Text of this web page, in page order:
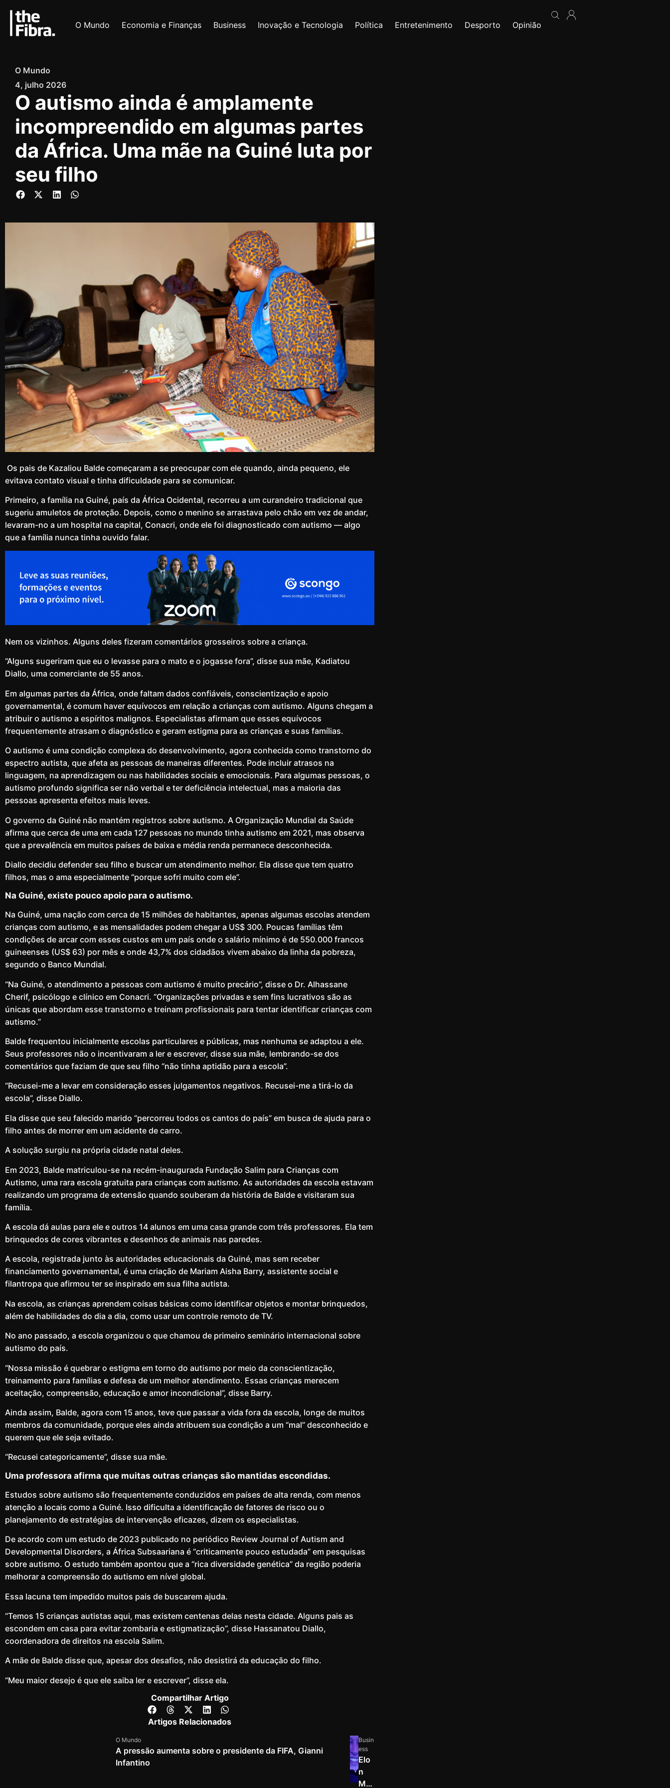
O Mundo Economia e Finanças Business Inovação e Tecnologia Política Entretenimento Desporto Opinião
O Mundo
4, julho 2026
O autismo ainda é amplamente
incompreendido em algumas partes
da África. Uma mãe na Guiné luta por
seu filho
Os pais de Kazaliou Balde começaram a se preocupar com ele quando, ainda pequeno, ele
evitava contato visual e tinha dificuldade para se comunicar.
Primeiro, a família na Guiné, país da África Ocidental, recorreu a um curandeiro tradicional que
sugeriu amuletos de proteção. Depois, como o menino se arrastava pelo chão em vez de andar,
levaram-no a um hospital na capital, Conacri, onde ele foi diagnosticado com autismo — algo
que a família nunca tinha ouvido falar.
Nem os vizinhos. Alguns deles fizeram comentários grosseiros sobre a criança.
“Alguns sugeriram que eu o levasse para o mato e o jogasse fora”, disse sua mãe, Kadiatou
Diallo, uma comerciante de 55 anos.
Em algumas partes da África, onde faltam dados confiáveis, conscientização e apoio
governamental, é comum haver equívocos em relação a crianças com autismo. Alguns chegam a
atribuir o autismo a espíritos malignos. Especialistas afirmam que esses equívocos
frequentemente atrasam o diagnóstico e geram estigma para as crianças e suas famílias.
O autismo é uma condição complexa do desenvolvimento, agora conhecida como transtorno do
espectro autista, que afeta as pessoas de maneiras diferentes. Pode incluir atrasos na
linguagem, na aprendizagem ou nas habilidades sociais e emocionais. Para algumas pessoas, o
autismo profundo significa ser não verbal e ter deficiência intelectual, mas a maioria das
pessoas apresenta efeitos mais leves.
O governo da Guiné não mantém registros sobre autismo. A Organização Mundial da Saúde
afirma que cerca de uma em cada 127 pessoas no mundo tinha autismo em 2021, mas observa
que a prevalência em muitos países de baixa e média renda permanece desconhecida.
Diallo decidiu defender seu filho e buscar um atendimento melhor. Ela disse que tem quatro
filhos, mas o ama especialmente “porque sofri muito com ele”.
Na Guiné, existe pouco apoio para o autismo.
Na Guiné, uma nação com cerca de 15 milhões de habitantes, apenas algumas escolas atendem
crianças com autismo, e as mensalidades podem chegar a US$ 300. Poucas famílias têm
condições de arcar com esses custos em um país onde o salário mínimo é de 550.000 francos
guineenses (US$ 63) por mês e onde 43,7% dos cidadãos vivem abaixo da linha da pobreza,
segundo o Banco Mundial.
“Na Guiné, o atendimento a pessoas com autismo é muito precário”, disse o Dr. Alhassane
Cherif, psicólogo e clínico em Conacri. “Organizações privadas e sem fins lucrativos são as
únicas que abordam esse transtorno e treinam profissionais para tentar identificar crianças com
autismo.”
Balde frequentou inicialmente escolas particulares e públicas, mas nenhuma se adaptou a ele.
Seus professores não o incentivaram a ler e escrever, disse sua mãe, lembrando-se dos
comentários que faziam de que seu filho “não tinha aptidão para a escola”.
“Recusei-me a levar em consideração esses julgamentos negativos. Recusei-me a tirá-lo da
escola”, disse Diallo.
Ela disse que seu falecido marido “percorreu todos os cantos do país” em busca de ajuda para o
filho antes de morrer em um acidente de carro.
A solução surgiu na própria cidade natal deles.
Em 2023, Balde matriculou-se na recém-inaugurada Fundação Salim para Crianças com
Autismo, uma rara escola gratuita para crianças com autismo. As autoridades da escola estavam
realizando um programa de extensão quando souberam da história de Balde e visitaram sua
família.
A escola dá aulas para ele e outros 14 alunos em uma casa grande com três professores. Ela tem
brinquedos de cores vibrantes e desenhos de animais nas paredes.
A escola, registrada junto às autoridades educacionais da Guiné, mas sem receber
financiamento governamental, é uma criação de Mariam Aisha Barry, assistente social e
filantropa que afirmou ter se inspirado em sua filha autista.
Na escola, as crianças aprendem coisas básicas como identificar objetos e montar brinquedos,
além de habilidades do dia a dia, como usar um controle remoto de TV.
No ano passado, a escola organizou o que chamou de primeiro seminário internacional sobre
autismo do país.
“Nossa missão é quebrar o estigma em torno do autismo por meio da conscientização,
treinamento para famílias e defesa de um melhor atendimento. Essas crianças merecem
aceitação, compreensão, educação e amor incondicional”, disse Barry.
Ainda assim, Balde, agora com 15 anos, teve que passar a vida fora da escola, longe de muitos
membros da comunidade, porque eles ainda atribuem sua condição a um “mal” desconhecido e
querem que ele seja evitado.
“Recusei categoricamente”, disse sua mãe.
Uma professora afirma que muitas outras crianças são mantidas escondidas.
Estudos sobre autismo são frequentemente conduzidos em países de alta renda, com menos
atenção a locais como a Guiné. Isso dificulta a identificação de fatores de risco ou o
planejamento de estratégias de intervenção eficazes, dizem os especialistas.
De acordo com um estudo de 2023 publicado no periódico Review Journal of Autism and
Developmental Disorders, a África Subsaariana é “criticamente pouco estudada” em pesquisas
sobre autismo. O estudo também apontou que a “rica diversidade genética” da região poderia
melhorar a compreensão do autismo em nível global.
Essa lacuna tem impedido muitos pais de buscarem ajuda.
“Temos 15 crianças autistas aqui, mas existem centenas delas nesta cidade. Alguns pais as
escondem em casa para evitar zombaria e estigmatização”, disse Hassanatou Diallo,
coordenadora de direitos na escola Salim.
A mãe de Balde disse que, apesar dos desafios, não desistirá da educação do filho.
“Meu maior desejo é que ele saiba ler e escrever”, disse ela.
Compartilhar Artigo
Artigos Relacionados
O Mundo
A pressão aumenta sobre o presidente da FIFA, Gianni
Infantino
Busin
ess
Elo
n
Mu